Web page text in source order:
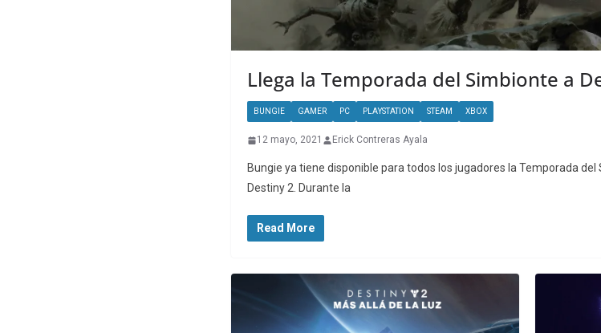
Llega la Temporada del Simbionte a
BUNGIE GAMER PC PLAYSTATION STEAM XBOX
12 mayo, 2021 Erick Contreras Ayala
Bungie ya tiene disponible para todos los jugadores la Temporada
Destiny 2. Durante la
Read More